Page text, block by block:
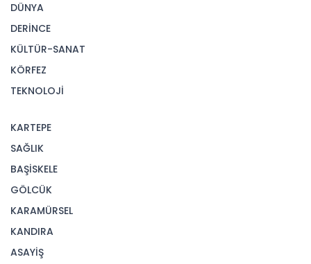
DÜNYA
DERİNCE
KÜLTÜR-SANAT
KÖRFEZ
TEKNOLOJİ
KARTEPE
SAĞLIK
BAŞİSKELE
GÖLCÜK
KARAMÜRSEL
KANDIRA
ASAYİŞ